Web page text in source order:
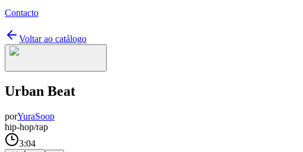
Contacto
Voltar ao catálogo
Urban Beat
porYuraSoop
hip-hop/rap
3:04